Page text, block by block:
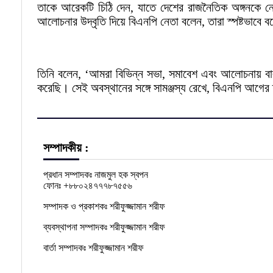
তাকে আরেকটি চিঠি দেন, যাতে দেশের রাজনৈতিক অঙ্গনকে
আলোচনার উদ্বৃতি দিয়ে বিএনপি নেতা বলেন, তারা
তিনি বলেন, ‘আমরা বিভিন্ন সভা, সমাবেশ এবং আলোচনায়
করেছি। সেই অবস্থানের সঙ্গে সামঞ্জস্য রেখে, বিএনপি আগের
সম্পাদকীয় :
প্রধান সম্পাদকঃ নাজমুল হক স্বপন
ফোনঃ +৮৮০২৪৭৭৭৮৭৫৫৬
সম্পাদক ও প্রকাশকঃ শরীফুজ্জামান শরীফ
ব্যবস্থাপনা সম্পাদকঃ শরীফুজ্জামান শরীফ
বার্তা সম্পাদকঃ শরীফুজ্জামান শরীফ